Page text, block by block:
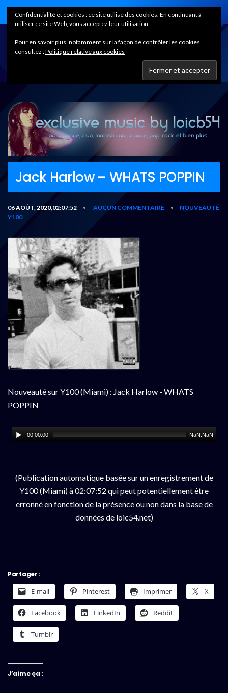
Home
Jack Harlow – WHATS POPPIN
06 AOÛT, 2020,02:07:52 • AUCUN COMMENTAIRE •
NOUVEAUTÉ
Y100
Nouveauté sur Y100 (Miami) : Jack Harlow - WHATS
POPPIN
00:00:00 NaN:NaN
(Publication automatique basée sur un enregistrement de
Y100 (Miami) à 02:07:52 qui peut potentiellement être
erronné en fonction de la présence ou non dans la base de
données de loic54.net)
Partager :
E-mail Pinterest Imprimer X
Facebook LinkedIn Reddit
Tumblr
J’aime ça :
Confidentialité et cookies : ce site utilise des cookies. En continuant à
utiliser ce site Web, vous acceptez leur utilisation.
Pour en savoir plus, notamment sur la façon de contrôler les cookies,
consultez :Politique relative aux cookies